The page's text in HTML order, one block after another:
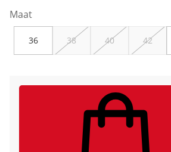
Maat
36 38 40 42